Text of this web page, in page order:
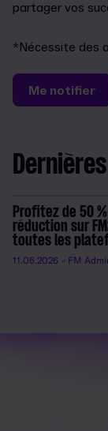
partager vos
*Nécessite des
Me notifier
Profitez de 50
réduction sur
toutes les
11.06.2026 - FM